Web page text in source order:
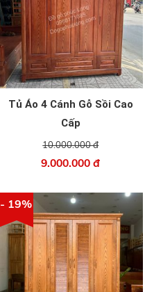
Tủ Áo 4 Cánh Gỗ Sồi Cao
Cấp
10.000.000 đ
9.000.000 đ
- 19%